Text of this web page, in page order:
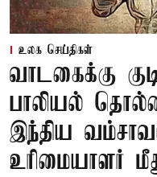
உலக செய்திகள்
வாடகைக்கு
பாலியல்
இந்திய
உரிமையாளர்